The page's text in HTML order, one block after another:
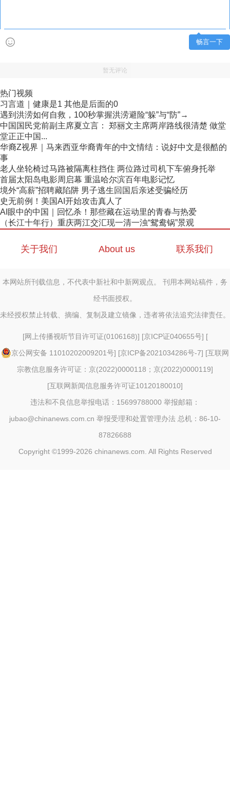
畅言一下
暂无评论
热门视频
习言道｜健康是1 其他是后面的0
遇到洪涝如何自救，100秒掌握洪涝避险“躲”与“防”→
中国国民党前副主席夏立言： 郑丽文主席两岸路线很清楚 做堂
堂正正中国...
华裔Z视界｜马来西亚华裔青年的中文情结：说好中文是很酷的
事
老人坐轮椅过马路被隔离柱挡住 两位路过司机下车俯身托举
首届太阳岛电影周启幕 重温哈尔滨百年电影记忆
境外“高薪”招聘藏陷阱 男子逃生回国后亲述受骗经历
史无前例！美国AI开始攻击真人了
AI眼中的中国｜回忆杀！那些藏在运动里的青春与热爱
（长江十年行）重庆两江交汇现一清一浊“鸳鸯锅”景观
关于我们 About us 联系我们
本网站所刊载信息，不代表中新社和中新网观点。 刊用本网站稿件，务
经书面授权。
未经授权禁止转载、摘编、复制及建立镜像，违者将依法追究法律责任。
[网上传播视听节目许可证(0106168)] [京ICP证040655号] [
京公网安备 11010202009201号] [京ICP备2021034286号-7] [互联网
宗教信息服务许可证：京(2022)0000118；京(2022)0000119]
[互联网新闻信息服务许可证10120180010]
违法和不良信息举报电话：15699788000 举报邮箱：
jubao@chinanews.com.cn 举报受理和处置管理办法 总机：86-10-
87826688
Copyright ©1999-2026 chinanews.com. All Rights Reserved